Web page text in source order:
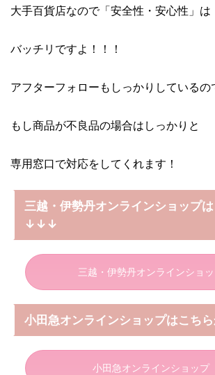
大手百貨店なので「安全性・安心性」は
バッチリですよ！！！
アフターフォローもしっかりしているの
もし商品が不良品の場合はしっかりと
専用窓口で対応をしてくれます！
三越・伊勢丹オンラインショップ
↓↓↓
三越・伊勢丹オンラインショ
小田急オンラインショップはこち
小田急オンラインショップ